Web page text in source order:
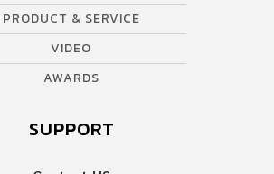
PRODUCT & SERVICE
VIDEO
AWARDS
SUPPORT